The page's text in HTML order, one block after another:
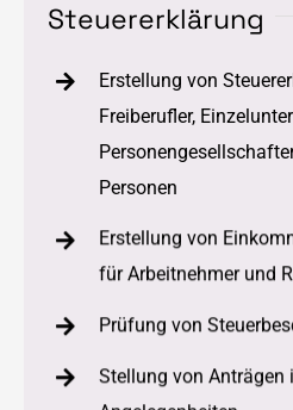
Steuererklärung
Erstellung von
Freiberufler,
Personen
Erstellung von
für Arbeitnehmer und
Prüfung von
Stellung von Anträgen